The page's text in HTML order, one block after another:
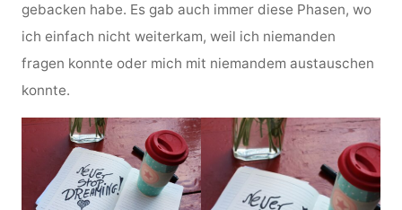
gebacken habe. Es gab auch immer diese Phasen, wo
ich einfach nicht weiterkam, weil ich niemanden
fragen konnte oder mich mit niemandem austauschen
konnte.